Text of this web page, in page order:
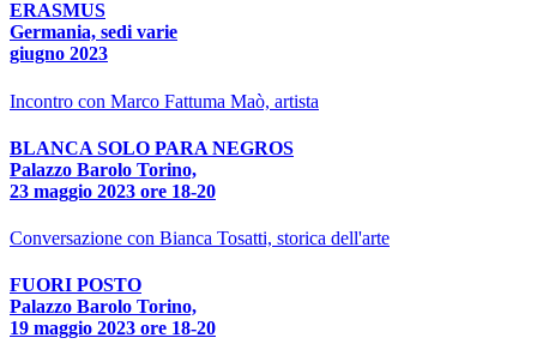
ERASMUS
Germania, sedi varie
giugno 2023
Incontro con Marco Fattuma Maò, artista
BLANCA SOLO PARA NEGROS
Palazzo Barolo Torino,
23 maggio 2023 ore 18-20
Conversazione con Bianca Tosatti, storica dell'arte
FUORI POSTO
Palazzo Barolo Torino,
19 maggio 2023 ore 18-20